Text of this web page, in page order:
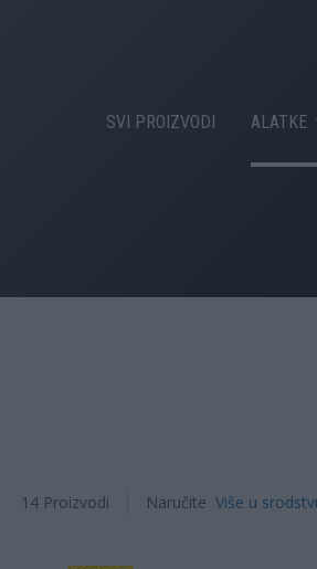
SVI PROIZVODI ALATKE
14 Proizvodi Naručite Više u